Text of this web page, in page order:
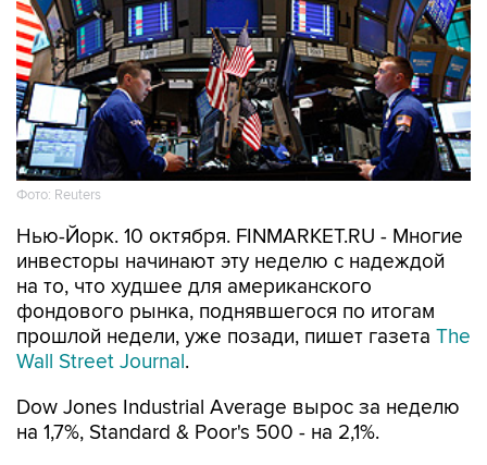
Фото: Reuters
Нью-Йорк. 10 октября. FINMARKET.RU - Многие
инвесторы начинают эту неделю с надеждой
на то, что худшее для американского
фондового рынка, поднявшегося по итогам
прошлой недели, уже позади, пишет газета The
Wall Street Journal.
Dow Jones Industrial Average вырос за неделю
на 1,7%, Standard & Poor's 500 - на 2,1%.